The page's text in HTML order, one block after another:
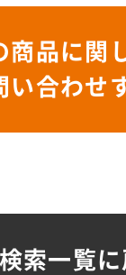
商品に関
い合わせ
索一覧